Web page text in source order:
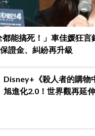
都能搞死！」車佳媛狂
證金、糾紛再升級
Disney+《殺人者的購物
旭進化2.0！世界觀再延